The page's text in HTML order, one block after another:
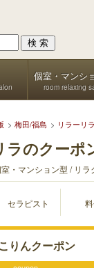
個室・マンシ
room relaxing
梅田/福島 リラーリラ
ラのクーポ
・マンション型 / リラ
セラピスト
りんクーポン